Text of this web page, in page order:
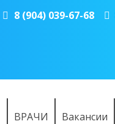
8 (904) 039-67-68
ВРАЧИ Вакансии